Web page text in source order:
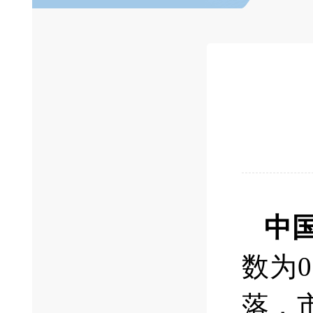
中
数为
落，